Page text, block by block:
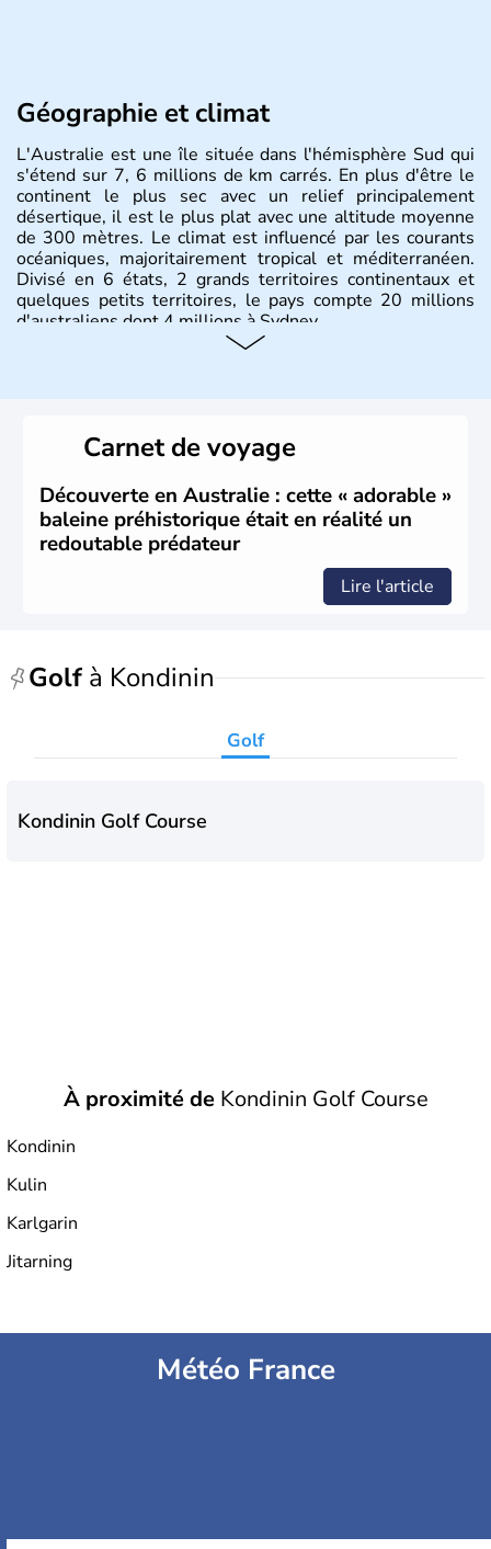
Géographie et climat
L'Australie est une île située dans l'hémisphère Sud qui
s'étend sur 7, 6 millions de km carrés. En plus d'être le
continent le plus sec avec un relief principalement
désertique, il est le plus plat avec une altitude moyenne
de 300 mètres. Le climat est influencé par les courants
océaniques, majoritairement tropical et méditerranéen.
Divisé en 6 états, 2 grands territoires continentaux et
quelques petits territoires, le pays compte 20 millions
d'australiens dont 4 millions à Sydney.
humaines. Il faut attendre 1522 pour qu'un explorateur
portugais découvre le continent australien, puis les
années 1700 pour que l'île devienne une terre
d'émigration européenne. La Grande-Bretagne
revendique son appartenance le 26 janvier 1788,
désormais jour de la fête nationale australienne. Cette
monarchie constitutionnelle est encore placée sous le
Carnet de voyage
Découverte en Australie : cette « adorable »
baleine préhistorique était en réalité un
redoutable prédateur
Lire l'article
Golf à Kondinin
Golf
Kondinin Golf Course
À proximité deKondinin Golf Course
Kondinin
Kulin
Karlgarin
Jitarning
Météo France